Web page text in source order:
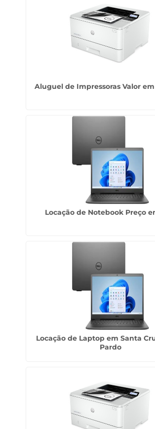
Aluguel de Impressoras Valor
Locação de Notebook Preço
Locação de Laptop em Santa
Pardo